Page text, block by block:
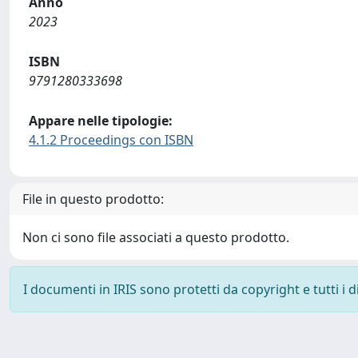
2023
ISBN
9791280333698
Appare nelle tipologie:
4.1.2 Proceedings con ISBN
File in questo prodotto:
Non ci sono file associati a questo prodotto.
I documenti in IRIS sono protetti da copyright e tutti i